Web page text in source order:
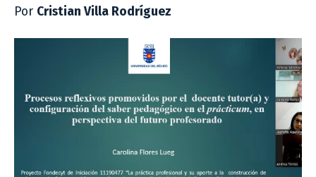
Por Cristian Villa Rodríguez